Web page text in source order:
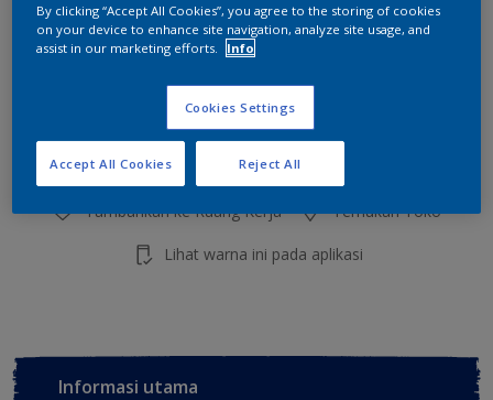
2.5 L 20 L
Kalkulator cat
Hitung
Tambahkan ke Ruang Kerja Temukan Toko
Lihat warna ini pada aplikasi
Informasi utama
By clicking “Accept All Cookies”, you agree to the storing of cookies
on your device to enhance site navigation, analyze site usage, and
assist in our marketing efforts.
Info
Cookies Settings
Reject All
Accept All Cookies